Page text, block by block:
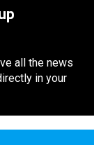
all the news
in your